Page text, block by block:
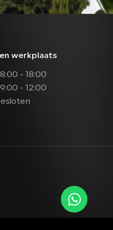
werkplaats
- 18:00
- 12:00